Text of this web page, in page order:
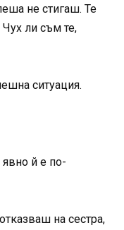
не стигаш. Те
ли съм те,
ситуация.
й е по-
на сестра,